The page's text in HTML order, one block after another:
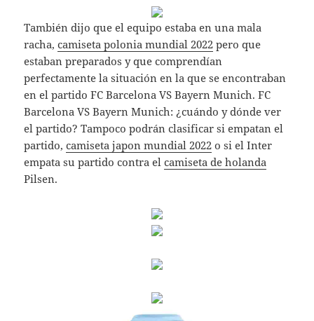
También dijo que el equipo estaba en una mala
racha,camiseta polonia mundial 2022 pero que
estaban preparados y que comprendían
perfectamente la situación en la que se encontraban
en el partido FC Barcelona VS Bayern Munich. FC
Barcelona VS Bayern Munich: ¿cuándo y dónde ver
el partido? Tampoco podrán clasificar si empatan el
partido,camiseta japon mundial 2022 o si el Inter
empata su partido contra elcamiseta de holanda
Pilsen.